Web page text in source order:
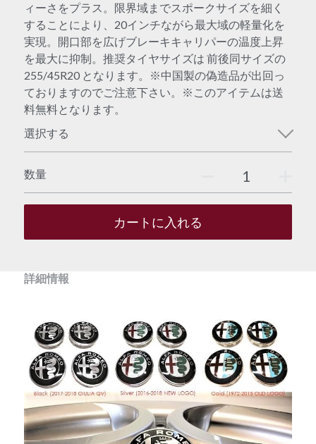
ィーさをプラス。限界域までスポークサイズを細く
することにより、20インチながら最大域の軽量化を
実現。開口部を広げブレーキキャリパーの温度上昇
を最大に抑制。推奨タイヤサイズは 前後同サイズの
255/45R20 となります。※中国製の偽造品が出回っ
ておりますのでご注意下さい。※このアイテムは送
料無料となります。
選択する
数量
カートに入れる
詳細情報